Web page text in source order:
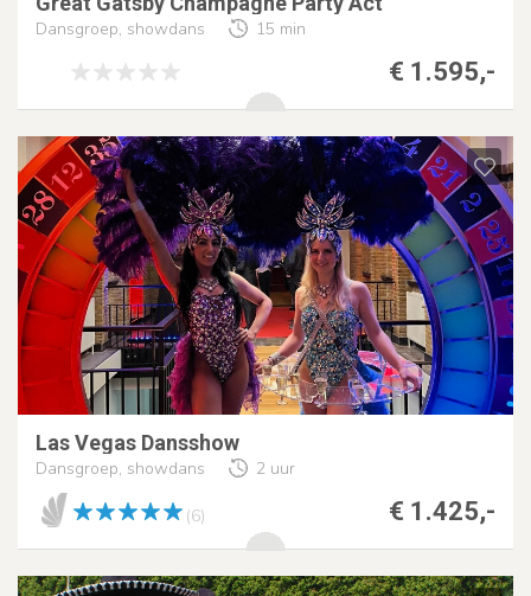
Dansgroep, showdans 15 min
€ 1.595,-
Las Vegas Dansshow
Dansgroep, showdans 2 uur
€ 1.425,-
(6)